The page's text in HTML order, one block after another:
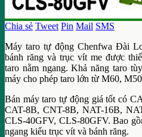
Chia sẻ Tweet Pin Mail SMS
Máy taro tự động Chenfwa Đài
bánh răng và trục vít me được
taro nằm ngang. Khả năng taro
máy cho phép taro lớn từ M60,
Bán máy taro tự động giá tốt có
CAT-8B, CNT-8B, NAT-16B,
CLS-40GFV, CLS-80GFV. Bao
ngang kiểu trục vít và bánh răng.